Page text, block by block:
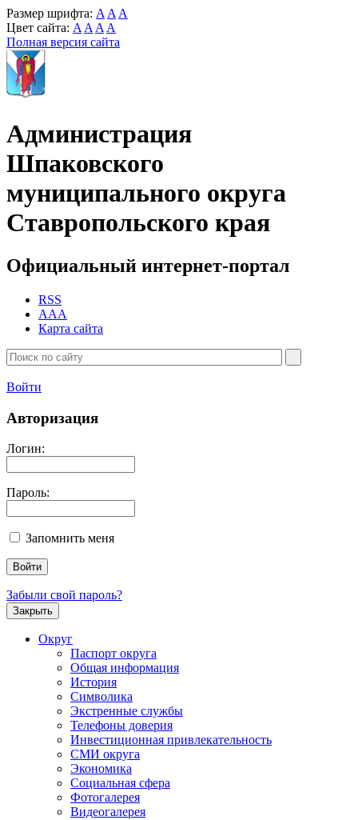
Размер шрифта: A A A
Цвет сайта: A A A A
Полная версия сайта
Администрация
Шпаковского
муниципального округа
Ставропольского края
Официальный интернет-портал
RSS
AAA
Карта сайта
Войти
Авторизация
Логин:
Пароль:
Запомнить меня
Забыли свой пароль?
Закрыть
Округ
Паспорт округа
Общая информация
История
Символика
Экстренные службы
Телефоны доверия
Инвестиционная привлекательность
СМИ округа
Экономика
Социальная сфера
Фотогалерея
Видеогалерея